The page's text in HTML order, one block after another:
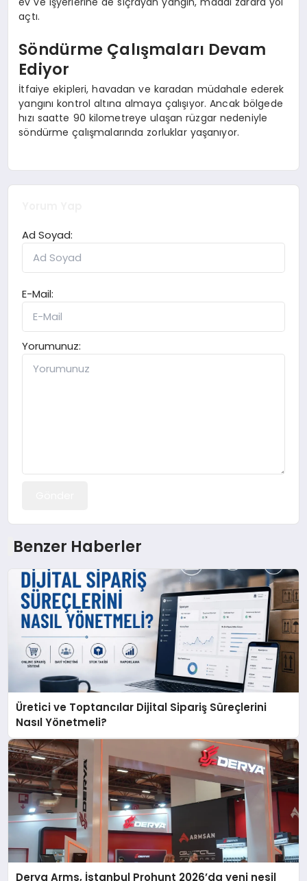
açtı.
Söndürme Çalışmaları Devam
Ediyor
İtfaiye ekipleri, havadan ve karadan müdahale ederek
yangını kontrol altına almaya çalışıyor. Ancak bölgede
hızı saatte 90 kilometreye ulaşan rüzgar nedeniyle
söndürme çalışmalarında zorluklar yaşanıyor.
Ad Soyad:
E-Mail:
Yorumunuz:
Benzer Haberler
Üretici ve Toptancılar Dijital Sipariş Süreçlerini
Nasıl Yönetmeli?
Derya Arms, İstanbul Prohunt 2026’da yeni nesil